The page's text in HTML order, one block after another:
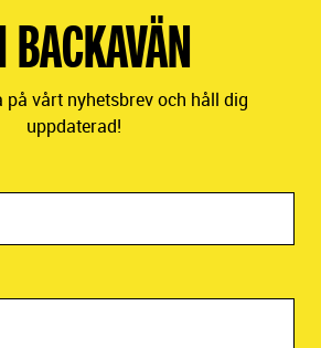
BACKAVÄN
på vårt nyhetsbrev och håll dig
uppdaterad!